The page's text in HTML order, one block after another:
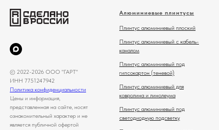
© 2022-2026 ООО "ГАРТ"
ИНН 7751247942
Политика конфиденциальности
Цены и информация,
представленная на сайте, носят
ознакомительный характер и не
является публичной офертой
Алюминиевые плинтусы
Плинтус алюминиевый плоский
Плинтус алюминиевый с кабель-
каналом
Плинтус алюминиевый под
гипсокартон (теневой)
Плинтус алюминиевый для
ковролина и линолеума
Плинтус алюминиевый под
светодиодную подсветку